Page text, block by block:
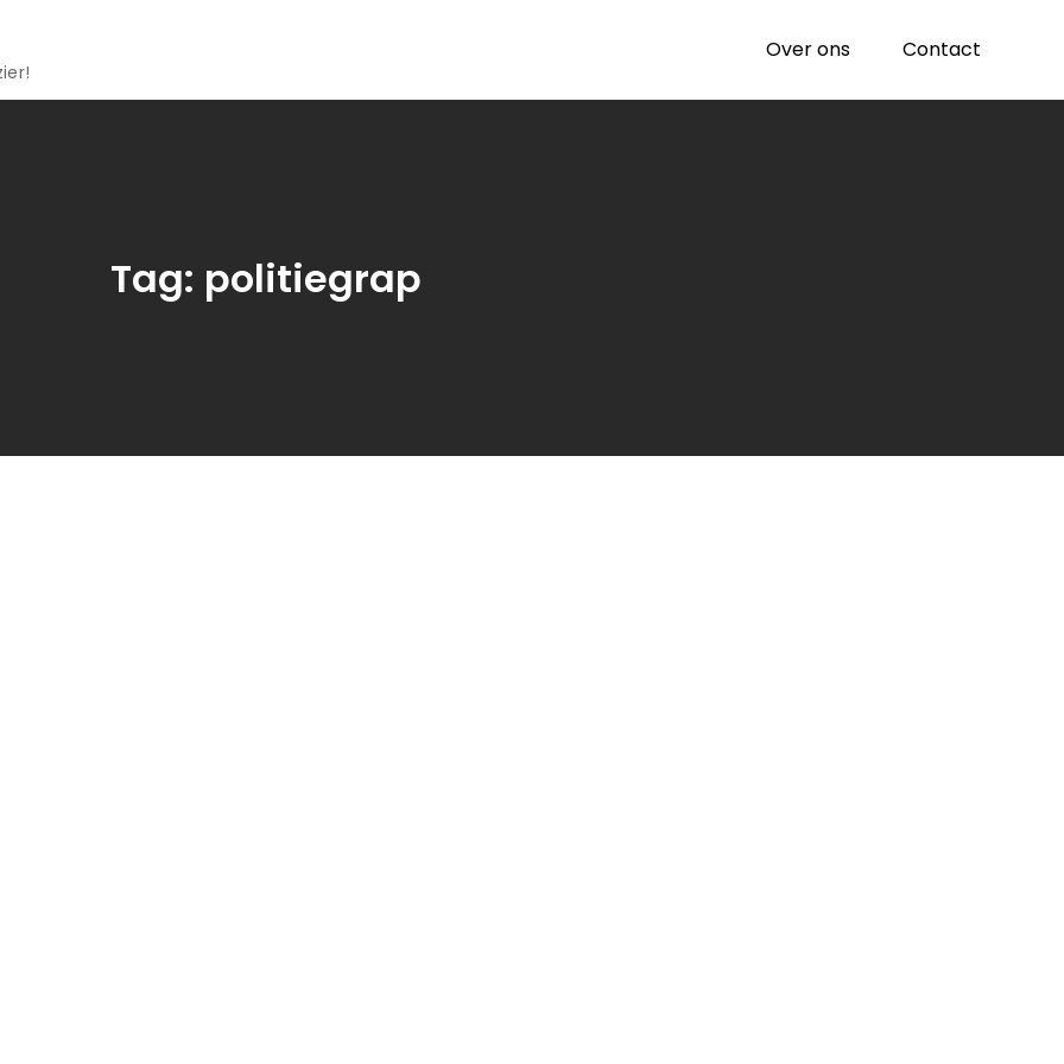
Over ons Contact
Tag: politiegrap